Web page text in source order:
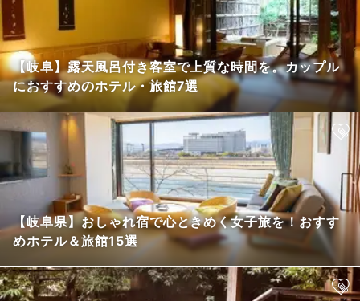
【岐阜】露天風呂付き客室で上質な時間を。カップル
におすすめのホテル・旅館7選
【岐阜県】おしゃれ宿で心ときめく女子旅を！おすす
めホテル＆旅館15選